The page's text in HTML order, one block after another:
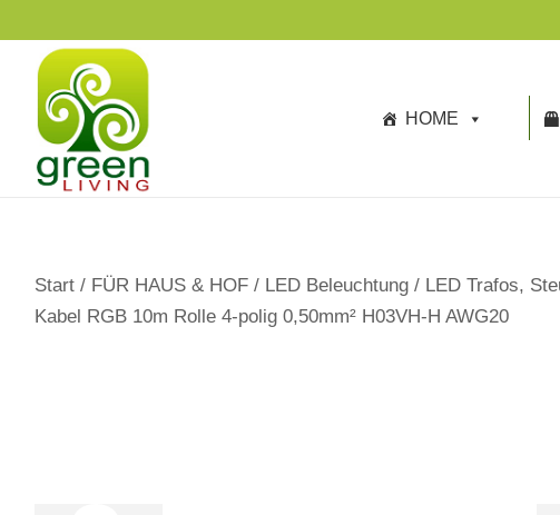
p
HOME
Start / FÜR HAUS & HOF / LED Beleuchtung / LED Trafos,
Kabel RGB 10m Rolle 4-polig 0,50mm² H03VH-H AWG20